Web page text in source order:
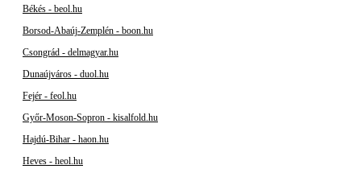
Békés - beol.hu
Borsod-Abaúj-Zemplén - boon.hu
Csongrád - delmagyar.hu
Dunaújváros - duol.hu
Fejér - feol.hu
Győr-Moson-Sopron - kisalfold.hu
Hajdú-Bihar - haon.hu
Heves - heol.hu